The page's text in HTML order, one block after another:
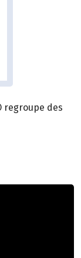
regroupe des